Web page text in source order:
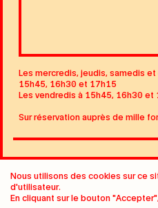
Les mercredis, jeudis, samedis
15h45, 16h30 et 17h15
Les vendredis à 15h45, 16h30 et
Sur réservation auprès de mille
Nous utilisons des cookies sur ce
d'utilisateur.
En cliquant sur le bouton